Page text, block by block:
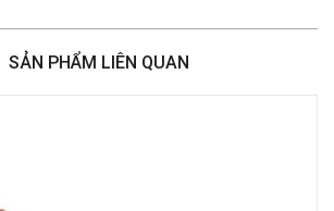
Tám, Phường Nhiêu Lộc, TPHCM, Quận 3, Hồ Chí
- 369 Điện Biên Phủ
Tâm Thương Mại Crescent Mall, 101 Tôn Dật Tiên,
Quận 7, Hồ Chí Minh
SẢN PHẨM LIÊN QUAN